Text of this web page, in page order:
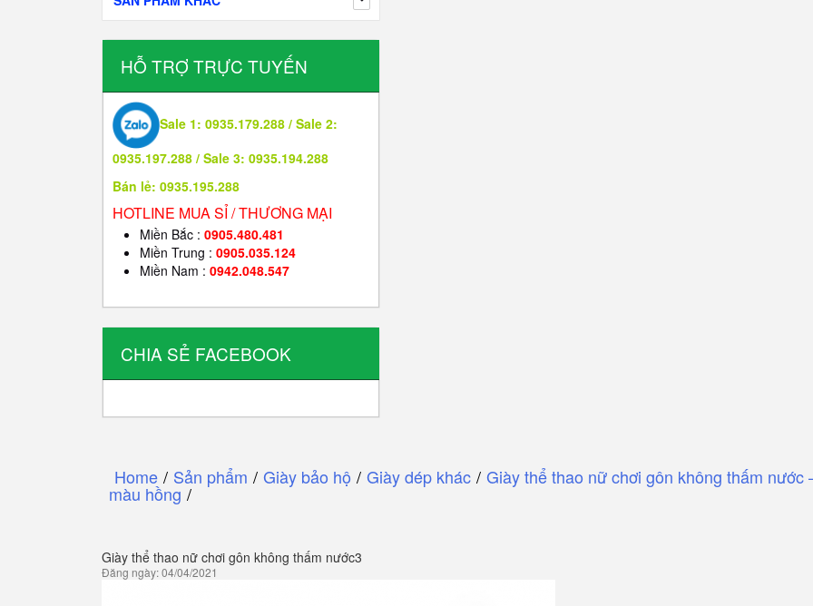
HỖ TRỢ TRỰC TUYẾN
Sale 1: 0935.179.288 / Sale 2:
0935.197.288 / Sale 3: 0935.194.288
Bán lẻ: 0935.195.288
HOTLINE MUA SỈ / THƯƠNG MẠI
Miền Bắc : 0905.480.481
Miền Trung : 0905.035.124
Miền Nam : 0942.048.547
CHIA SẺ FACEBOOK
Home / Sản phẩm / Giày bảo hộ / Giày dép khác / Giày thể thao nữ chơi gôn không thấm nước
màu hồng /
Giày thể thao nữ chơi gôn không thấm nước3
Đăng ngày: 04/04/2021